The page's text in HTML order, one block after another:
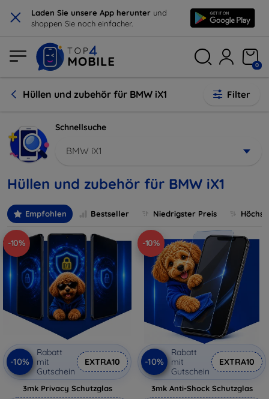
× Laden Sie unsere App herunter und
shoppen Sie noch einfacher.
0
Hüllen und zubehör für BMW iX1 Filter
Schnellsuche
BMW iX1
Hüllen und zubehör für BMW iX1
Empfohlen Bestseller Niedrigster Preis
-10%
-10%
Rabatt
mit
Gutschein
EXTRA10
3mk Privacy Schutzglas
-10%
-10%
Rabatt
mit
Gutschein
EXTRA10
3mk Anti-Shock Schutzglas